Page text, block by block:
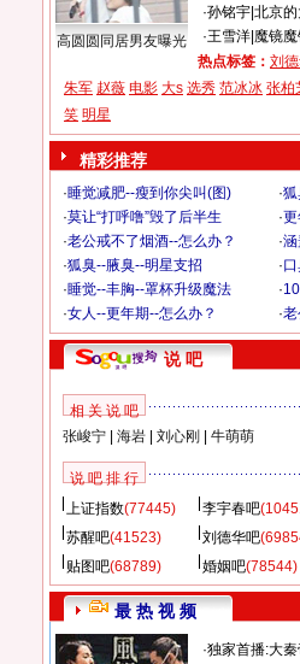
高圆圆同居男友曝光
·孙铭宇| 北京
·王雪洋| 魔镜
热点标签： 刘
朱军 赵薇 电影 大s 选秀 范冰冰 张柏
笑 明星
精彩推荐
·睡觉减肥--瘦到你尖叫(图) ·狐
·莫让“打呼噜”毁了后半生 ·
·老公戒不了烟酒--怎么办？ ·
·狐臭--腋臭--明星支招 ·
·睡觉--丰胸--罩杯升级魔法 ·
·女人--更年期--怎么办？ ·
说 吧
相 关 说 吧
张峻宁| 海岩| 刘心刚 牛萌萌
说 吧 排 行
上证指数(77445) 李宇春吧
苏醒吧(41523) 刘德华吧
贴图吧(68789) 婚姻吧(78544)
最 热 视 频
·独家首播:大秦